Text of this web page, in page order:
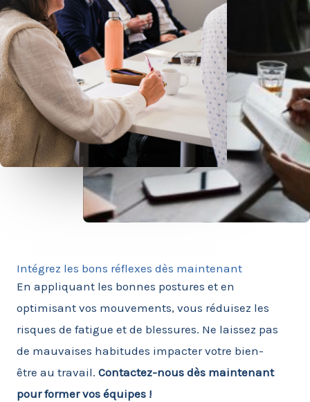
Intégrez les bons réflexes dès maintenant
En appliquant les bonnes postures et en
optimisant vos mouvements, vous réduisez les
risques de fatigue et de blessures. Ne laissez pas
de mauvaises habitudes impacter votre bien-
être au travail. Contactez-nous dès maintenant
pour former vos équipes !